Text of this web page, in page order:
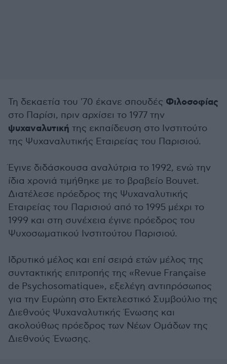
Τη δεκαετία του '70 έκανε σπουδές Φιλοσοφίας
στο Παρίσι, πριν αρχίσει το 1977 την
ψυχαναλυτική της εκπαίδευση στο Ινστιτούτο
της Ψυχαναλυτικής Εταιρείας του Παρισιού.
Έγινε διδάσκουσα αναλύτρια το 1992, ενώ την
ίδια χρονιά τιμήθηκε με το βραβείο Bouvet.
Διατέλεσε πρόεδρος της Ψυχαναλυτικής
Εταιρείας του Παρισιού από το 1995 μέχρι το
1999 και στη συνέχεια έγινε πρόεδρος του
Ψυχοσωματικού Ινστιτούτου Παρισιού.
Ιδρυτικό μέλος και επί σειρά ετών μέλος της
συντακτικής επιτροπής της «Revue Française
de Psychosomatique», εξελέγη αντιπρόσωπος
για την Ευρώπη στο Εκτελεστικό Συμβούλιο της
Διεθνούς Ψυχαναλυτικής Ένωσης και
ακολούθως πρόεδρος των Νέων Ομάδων της
Διεθνούς Ένωσης.